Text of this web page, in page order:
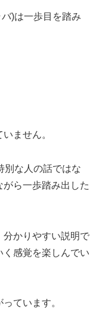
)は一歩目を踏み
ません。
別な人の話ではな
がら一歩踏み出した
分かりやすい説明で
感覚を楽しんでい
ています。